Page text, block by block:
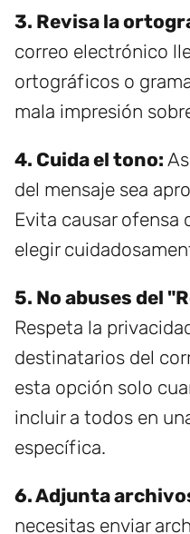
3. Revisa la
correo electrónico
ortográficos o
mala impresión
4. Cuida el tono:
del mensaje sea
Evita causar ofensa
elegir
5. No abuses del
Respeta la
destinatarios del
esta opción solo
incluir a todos en
específica.
6. Adjunta
necesitas enviar